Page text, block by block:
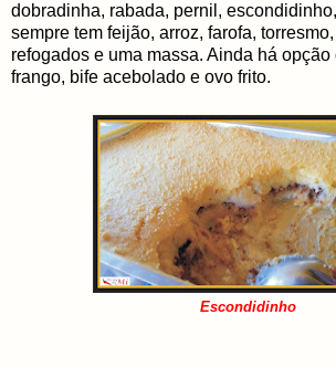
dobradinha, rabada, pernil,
sempre tem feijão, arroz, farofa,
refogados e uma massa. Ainda há
frango, bife acebolado e ovo frito.
Escondidinho